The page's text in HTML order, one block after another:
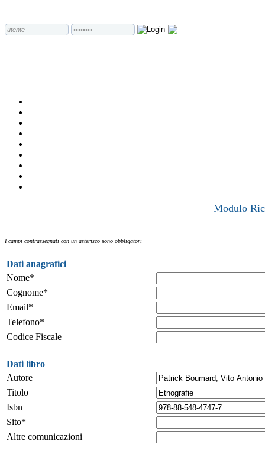
Modulo
I campi contrassegnati con un asterisco sono obbligatori
Dati anagrafici
Nome*
Cognome*
Email*
Telefono*
Codice Fiscale
Dati libro
Autore
Titolo
Isbn
Sito*
Altre comunicazioni